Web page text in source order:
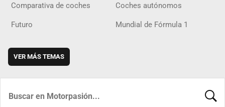
Comparativa de coches Coches autónomos
Futuro Mundial de Fórmula 1
VER MÁS TEMAS